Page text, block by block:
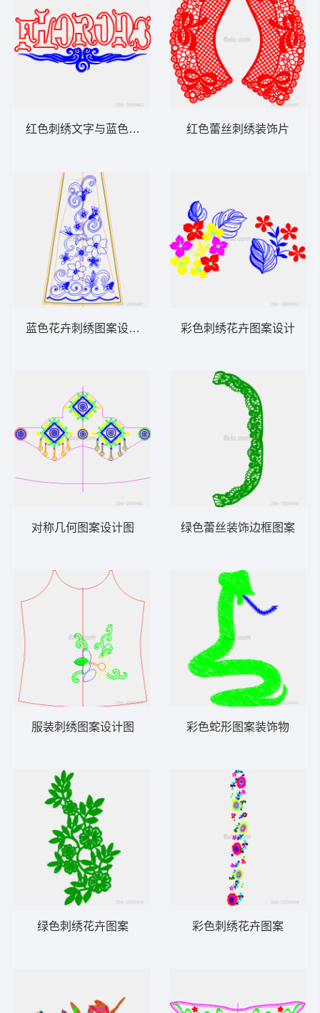
红色刺绣文字与蓝色装饰图案
蓝色花卉刺绣图案设计图
对称几何图案设计图
服装刺绣图案设计图
绿色刺绣花卉图案
红色蕾丝刺绣装饰片
彩色刺绣花卉图案设计
绿色蕾丝装饰边框图案
彩色蛇形图案装饰物
彩色刺绣花卉图案